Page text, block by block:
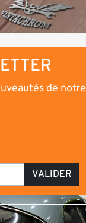
de notre
VALIDER